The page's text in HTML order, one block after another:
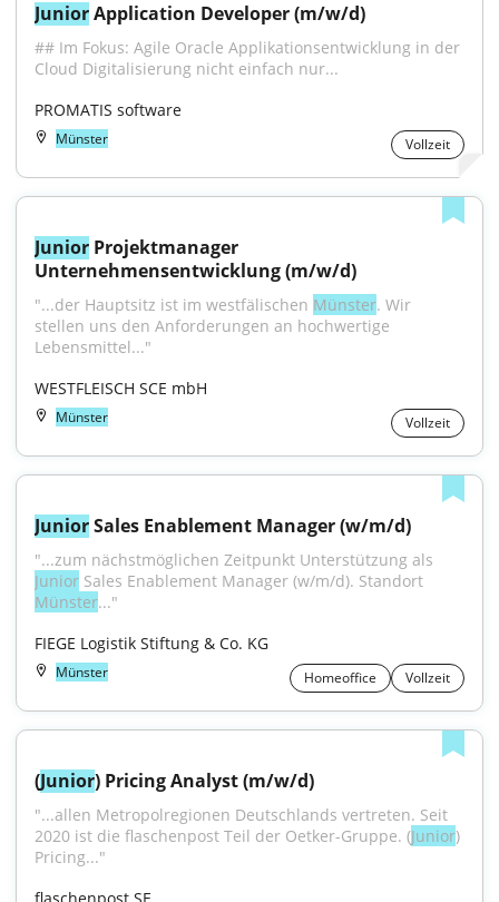
Junior Application Developer (m/w/d)
## Im Fokus: Agile Oracle Applikationsentwicklung in der
Cloud Digitalisierung nicht einfach nur...
PROMATIS software
Münster Vollzeit
Junior Projektmanager
Unternehmensentwicklung (m/w/d)
"...der Hauptsitz ist im westfälischen Münster. Wir
stellen uns den Anforderungen an hochwertige
Lebensmittel..."
WESTFLEISCH SCE mbH
Münster Vollzeit
Junior Sales Enablement Manager (w/m/d)
Junior
Münster..."
FIEGE Logistik Stiftung & Co. KG
Münster Homeoffice Vollzeit
(Junior) Pricing Analyst (m/w/d)
"...allen Metropolregionen Deutschlands vertreten. Seit
2020 ist die flaschenpost Teil der Oetker-Gruppe. (Junior)
Pricing..."